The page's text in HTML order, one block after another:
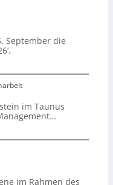
September die
im Taunus
im Rahmen des